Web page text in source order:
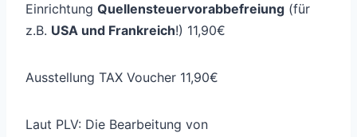
Einrichtung Quellensteuervorabbefreiung (für
z.B. USA und Frankreich!) 11,90€
Ausstellung TAX Voucher 11,90€
Laut PLV: Die Bearbeitung von